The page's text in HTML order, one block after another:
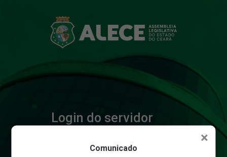
Login do servidor
×
Comunicado